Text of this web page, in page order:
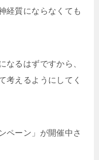
経質にならなくても
なるはずですから、
考えるようにしてく
ペーン」が開催中さ